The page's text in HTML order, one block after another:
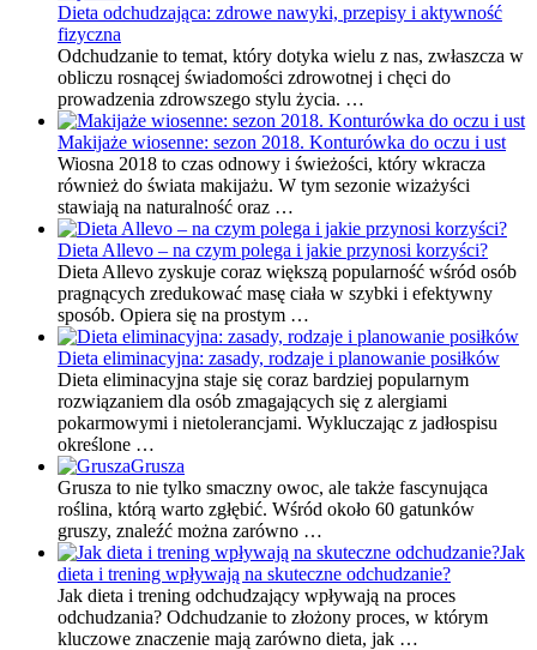
Dieta odchudzająca: zdrowe nawyki, przepisy i aktywność
fizyczna
Odchudzanie to temat, który dotyka wielu z nas, zwłaszcza w
obliczu rosnącej świadomości zdrowotnej i chęci do
prowadzenia zdrowszego stylu życia. …
Makijaże wiosenne: sezon 2018. Konturówka do oczu i ust
Wiosna 2018 to czas odnowy i świeżości, który wkracza
również do świata makijażu. W tym sezonie wizażyści
stawiają na naturalność oraz …
Dieta Allevo – na czym polega i jakie przynosi korzyści?
Dieta Allevo zyskuje coraz większą popularność wśród osób
pragnących zredukować masę ciała w szybki i efektywny
sposób. Opiera się na prostym …
Dieta eliminacyjna: zasady, rodzaje i planowanie posiłków
Dieta eliminacyjna staje się coraz bardziej popularnym
rozwiązaniem dla osób zmagających się z alergiami
pokarmowymi i nietolerancjami. Wykluczając z jadłospisu
określone …
Grusza
Grusza to nie tylko smaczny owoc, ale także fascynująca
roślina, którą warto zgłębić. Wśród około 60 gatunków
gruszy, znaleźć można zarówno …
Jak
dieta i trening wpływają na skuteczne odchudzanie?
Jak dieta i trening odchudzający wpływają na proces
odchudzania? Odchudzanie to złożony proces, w którym
kluczowe znaczenie mają zarówno dieta, jak …